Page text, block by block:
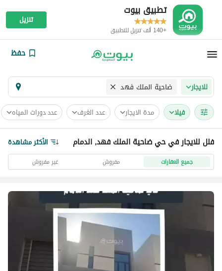
تطبيق بيوت
+140 ألف تنزيل للتطبيق
تنزيل
حفظ
للايجار ضاحية الملك فهد
فیلا مدة الايجار عدد الغرف عدد دورات المياه
فلل للايجار في حي ضاحية الملك فهد, الدمام الأكثر مشاهدة
جميع العقارات مفروش غير مفروش